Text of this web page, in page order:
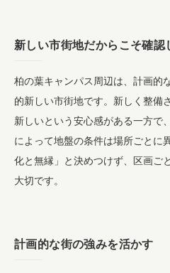
新しい市街地だからこそ確認
柏の葉キャンパス周辺は、計画的
的新しい市街地です。新しく整備
新しいという安心感がある一方で
によって地盤の条件は場所ごとに
化と無縁」と決めつけず、区画ご
大切です。
計画的な街の強みを活かす